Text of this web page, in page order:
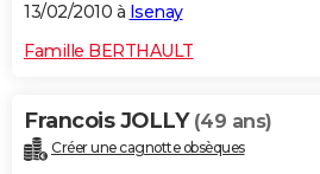
13/02/2010 à Isenay
Famille BERTHAULT
Francois JOLLY (49 ans)
Créer une cagnotte obsèques